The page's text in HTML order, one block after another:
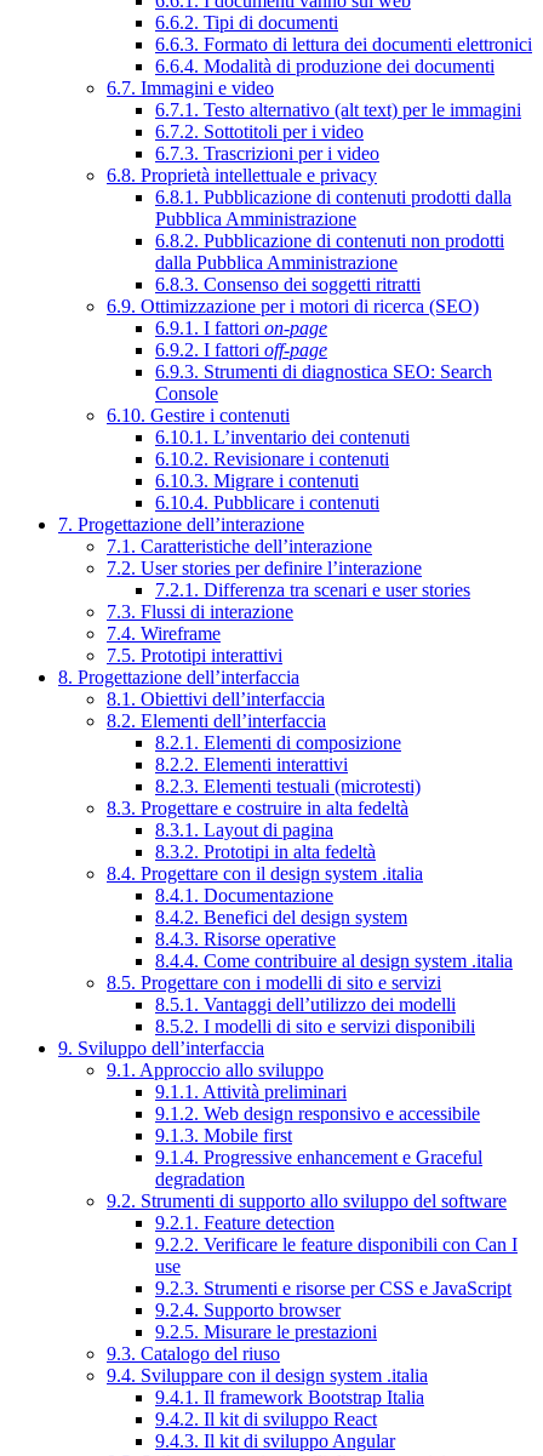
6.6.2. Tipi di documenti
6.6.3. Formato di lettura dei documenti elettronici
6.6.4. Modalità di produzione dei documenti
6.7. Immagini e video
6.7.1. Testo alternativo (alt text) per le immagini
6.7.2. Sottotitoli per i video
6.7.3. Trascrizioni per i video
6.8. Proprietà intellettuale e privacy
6.8.1. Pubblicazione di contenuti prodotti dalla
Pubblica Amministrazione
6.8.2. Pubblicazione di contenuti non prodotti
dalla Pubblica Amministrazione
6.8.3. Consenso dei soggetti ritratti
6.9. Ottimizzazione per i motori di ricerca (SEO)
6.9.1. I fattori on-page
6.9.2. I fattori off-page
6.9.3. Strumenti di diagnostica SEO: Search
Console
6.10. Gestire i contenuti
6.10.1. L’inventario dei contenuti
6.10.2. Revisionare i contenuti
6.10.3. Migrare i contenuti
6.10.4. Pubblicare i contenuti
7. Progettazione dell’interazione
7.1. Caratteristiche dell’interazione
7.2. User stories per definire l’interazione
7.2.1. Differenza tra scenari e user stories
7.3. Flussi di interazione
7.4. Wireframe
7.5. Prototipi interattivi
8. Progettazione dell’interfaccia
8.1. Obiettivi dell’interfaccia
8.2. Elementi dell’interfaccia
8.2.1. Elementi di composizione
8.2.2. Elementi interattivi
8.2.3. Elementi testuali (microtesti)
8.3. Progettare e costruire in alta fedeltà
8.3.1. Layout di pagina
8.3.2. Prototipi in alta fedeltà
8.4. Progettare con il design system .italia
8.4.1. Documentazione
8.4.2. Benefici del design system
8.4.3. Risorse operative
8.4.4. Come contribuire al design system .italia
8.5. Progettare con i modelli di sito e servizi
8.5.1. Vantaggi dell’utilizzo dei modelli
8.5.2. I modelli di sito e servizi disponibili
9. Sviluppo dell’interfaccia
9.1. Approccio allo sviluppo
9.1.1. Attività preliminari
9.1.2. Web design responsivo e accessibile
9.1.3. Mobile first
9.1.4. Progressive enhancement e Graceful
degradation
9.2. Strumenti di supporto allo sviluppo del software
9.2.1. Feature detection
9.2.2. Verificare le feature disponibili con Can I
use
9.2.3. Strumenti e risorse per CSS e JavaScript
9.2.4. Supporto browser
9.2.5. Misurare le prestazioni
9.3. Catalogo del riuso
9.4. Sviluppare con il design system .italia
9.4.1. Il framework Bootstrap Italia
9.4.2. Il kit di sviluppo React
9.4.3. Il kit di sviluppo Angular